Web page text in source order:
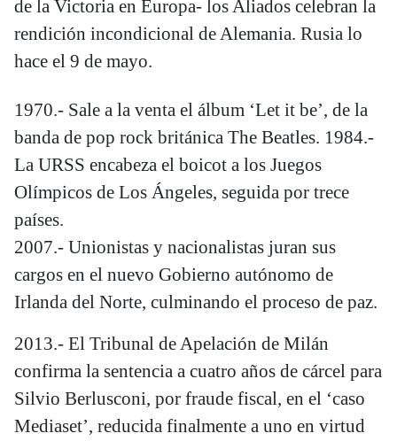
de la Victoria en Europa- los Aliados celebran la
rendición incondicional de Alemania. Rusia lo
hace el 9 de mayo.
1970.- Sale a la venta el álbum ‘Let it be’, de la
banda de pop rock británica The Beatles. 1984.-
La URSS encabeza el boicot a los Juegos
Olímpicos de Los Ángeles, seguida por trece
países.
2007.- Unionistas y nacionalistas juran sus
cargos en el nuevo Gobierno autónomo de
Irlanda del Norte, culminando el proceso de paz.
2013.- El Tribunal de Apelación de Milán
confirma la sentencia a cuatro años de cárcel para
Silvio Berlusconi, por fraude fiscal, en el ‘caso
Mediaset’, reducida finalmente a uno en virtud